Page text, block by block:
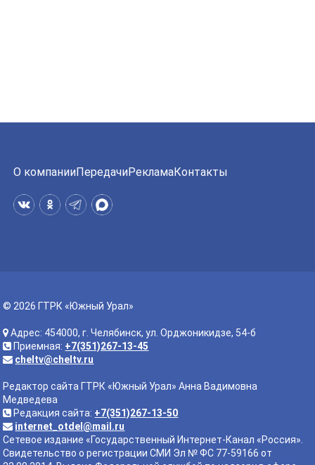
О компанииПередачиРекламаКонтакты
© 2026 ГТРК «Южный Урал»
Адрес: 454000, г. Челябинск, ул. Орджоникидзе, 54-б
Приемная: +7(351)267-13-45
cheltv@cheltv.ru
Редактор сайта ГТРК «Южный Урал» Анна Вадимовна
Медведева
Редакция сайта: +7(351)267-13-50
internet_otdel@mail.ru
Сетевое издание «Государственный Интернет-Канал «Россия».
Свидетельство о регистрации СМИ Эл № ФС 77-59166 от